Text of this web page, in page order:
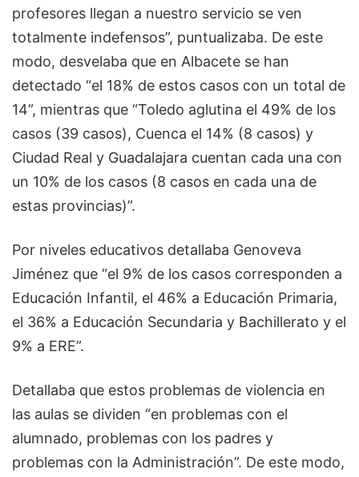
profesores llegan a nuestro servicio se ven
totalmente indefensos”, puntualizaba. De este
modo, desvelaba que en Albacete se han
detectado “el 18% de estos casos con un total de
14”, mientras que “Toledo aglutina el 49% de los
casos (39 casos), Cuenca el 14% (8 casos) y
Ciudad Real y Guadalajara cuentan cada una con
un 10% de los casos (8 casos en cada una de
estas provincias)”.
Por niveles educativos detallaba Genoveva
Jiménez que “el 9% de los casos corresponden a
Educación Infantil, el 46% a Educación Primaria,
el 36% a Educación Secundaria y Bachillerato y el
9% a ERE”.
Detallaba que estos problemas de violencia en
las aulas se dividen “en problemas con el
alumnado, problemas con los padres y
problemas con la Administración”. De este modo,